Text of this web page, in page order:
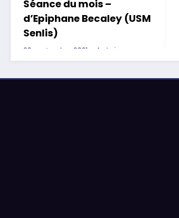
Séance du mois –
d’Epiphane Becaley (USM
Senlis)
20 septembre 2021
Antoine
Pielack